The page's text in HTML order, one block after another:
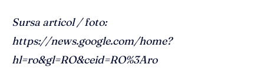
Sursa articol / foto:
https://news.google.com/home?
hl=ro&gl=RO&ceid=RO%3Aro